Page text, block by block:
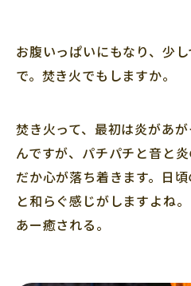
お腹いっぱいにもなり、少
で。焚き火でもしますか。
焚き火って、最初は炎があ
んですが、パチパチと音と
だか心が落ち着きます。日
と和らぐ感じがしますよね。
あー癒される。